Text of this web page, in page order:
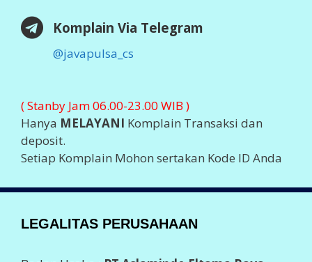
Komplain Via Telegram
@javapulsa_cs
( Stanby Jam 06.00-23.00 WIB )
Hanya MELAYANI Komplain Transaksi dan
deposit.
Setiap Komplain Mohon sertakan Kode ID Anda
LEGALITAS PERUSAHAAN